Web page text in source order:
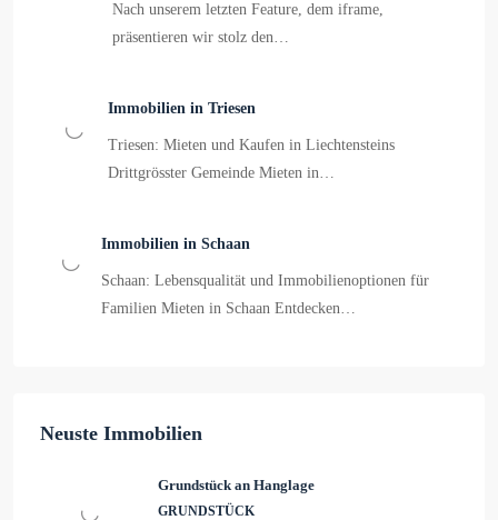
Nach unserem letzten Feature, dem iframe,
präsentieren wir stolz den…
Immobilien in Triesen
Triesen: Mieten und Kaufen in Liechtensteins
Drittgrösster Gemeinde Mieten in…
Immobilien in Schaan
Schaan: Lebensqualität und Immobilienoptionen für
Familien Mieten in Schaan Entdecken…
Neuste Immobilien
Grundstück an Hanglage
GRUNDSTÜCK